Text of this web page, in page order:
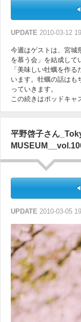
UPDATE 2010-03-12
今週はゲストは、宮城
を慕う会」を結成して
「美味しい牡蠣を作
います。牡蠣の話はも
っていきます。
この続きはポッドキャ
平野啓子さん
UPDATE 2010-03-05